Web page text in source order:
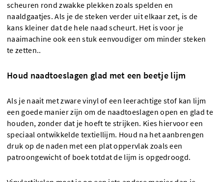
scheuren rond zwakke plekken zoals spelden en
naaldgaatjes. Als je de steken verder uit elkaar zet, is de
kans kleiner dat de hele naad scheurt. Het is voor je
naaimachine ook een stuk eenvoudiger om minder steken
te zetten..
Houd naadtoeslagen glad met een beetje lijm
Als je naait met zware vinyl of een leerachtige stof kan lijm
een goede manier zijn om de naadtoeslagen open en glad te
houden, zonder dat je hoeft te strijken. Kies hiervoor een
speciaal ontwikkelde textiellijm. Houd na het aanbrengen
druk op de naden met een plat oppervlak zoals een
patroongewicht of boek totdat de lijm is opgedroogd.